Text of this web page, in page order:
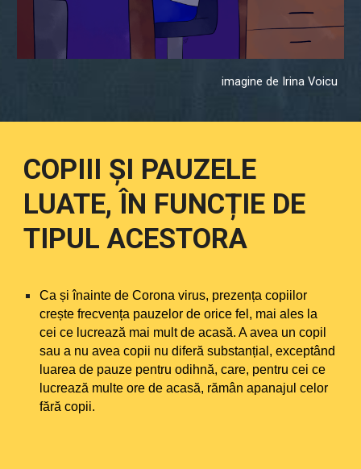
imagine de Irina Voicu
COPIII ȘI PAUZELE
LUATE, ÎN FUNCȚIE DE
TIPUL ACESTORA
Ca și înainte de Corona virus, prezența copiilor
crește frecvența pauzelor de orice fel, mai ales la
cei ce lucrează mai mult de acasă. A avea un copil
sau a nu avea copii nu diferă substanțial, exceptând
luarea de pauze pentru odihnă, care, pentru cei ce
lucrează multe ore de acasă, rămân apanajul celor
fără copii.